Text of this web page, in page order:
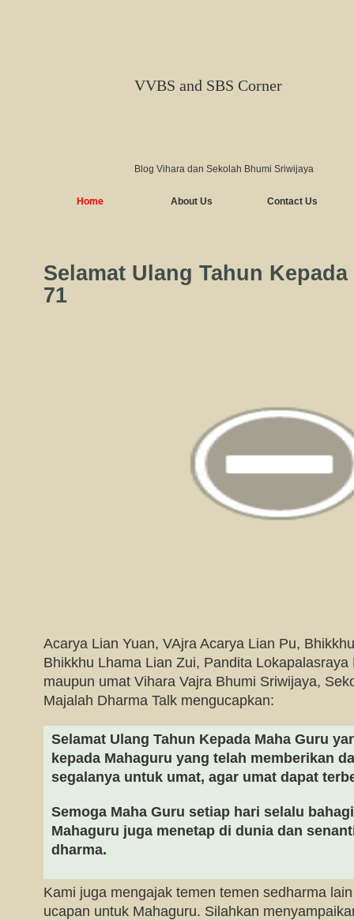
VVBS and SBS Corner
Blog Vihara dan Sekolah Bhumi Sriwijaya
Home About Us Contact Us
Selamat Ulang Tahun
71
Acarya Lian Yuan, VAjra Acarya Lian Pu,
Bhikkhu Lhama Lian Zui, Pandita
maupun umat Vihara Vajra Bhumi Sriwijaya,
Majalah Dharma Talk mengucapkan:
Selamat Ulang Tahun Kepada Maha Guru
kepada Mahaguru yang telah memberikan
segalanya untuk umat, agar umat dapat
Semoga Maha Guru setiap hari selalu
Mahaguru juga menetap di dunia dan
dharma.
Kami juga mengajak temen temen sedharma
ucapan untuk Mahaguru. Silahkan